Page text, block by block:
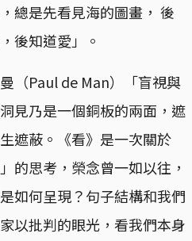
總是先看見海的圖畫， 後
後知道愛」。
（Paul de Man）「盲視與
見乃是一個銅板的兩面，遮
遮蔽。《看》是一次關於
的思考，榮念曾一如以往，
如何呈現？句子結構和我們
以批判的眼光，看我們本身